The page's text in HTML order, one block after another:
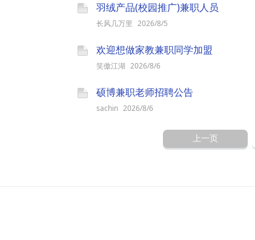
羽绒产品(校园推广)兼职人员
长风几万里 2026/8/5
欢迎想做家教兼职同学加盟
笑傲江湖 2026/8/6
硕博兼职老师招聘公告
sachin 2026/8/6
上一页